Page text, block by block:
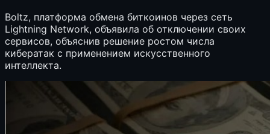
Boltz, платформа обмена биткоинов через сеть
Lightning Network, объявила об отключении своих
сервисов, объяснив решение ростом числа
кибератак с применением искусственного
интеллекта.